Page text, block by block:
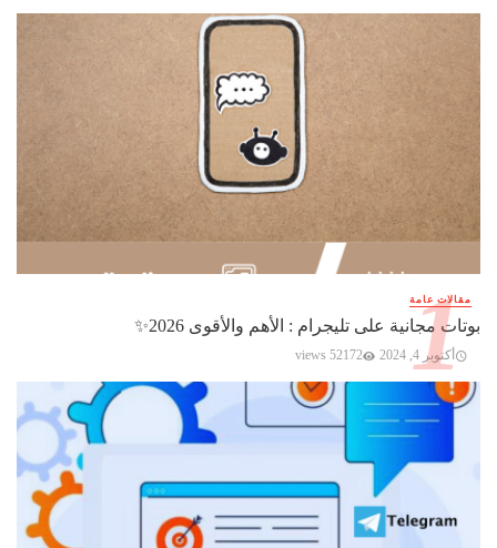
مقالات عامة
بوتات مجانية على تليجرام : الأهم والأقوى 2026✨️
أكتوبر 4, 2024 52172 views